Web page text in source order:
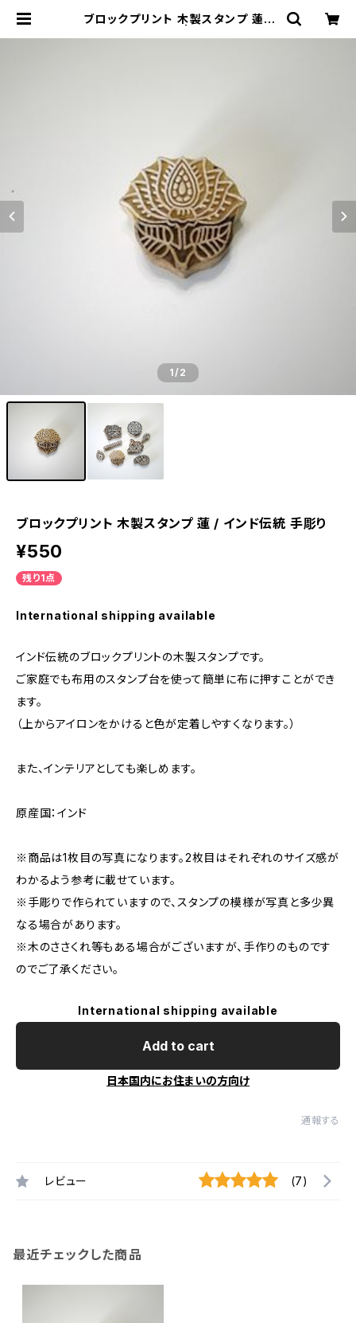
ブロックプリント 木製スタンプ 蓮 /
1/2
ブロックプリント 木製スタンプ 蓮 / インド伝統 手彫り
¥550
残り1点
International shipping available
インド伝統のブロックプリントの木製スタンプです。
ご家庭でも布用のスタンプ台を使って簡単に布に押すことができ
ます。
（上からアイロンをかけると色が定着しやすくなります。）
また、インテリアとしても楽しめます。
原産国：インド
※商品は1枚目の写真になります。2枚目はそれぞれのサイズ感が
わかるよう参考に載せています。
※手彫りで作られていますので、スタンプの模様が写真と多少異
なる場合があります。
※木のささくれ等もある場合がございますが、手作りのものです
のでご了承ください。
International shipping available
Add to cart
日本国内にお住まいの方向け
通報する
レビュー (7)
最近チェックした商品